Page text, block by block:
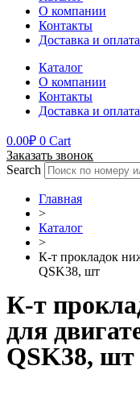
О компании
Контакты
Доставка и оплата
Каталог
О компании
Контакты
Доставка и оплата
0.00₽ 0 Cart
Заказать звонок
Search
Главная
>
Каталог
>
К-т прокладок
QSK38, шт
К-т
для
QSK38, шт